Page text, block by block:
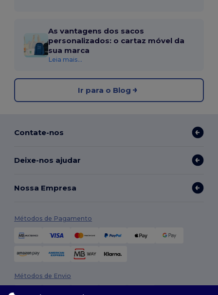
As vantagens dos sacos
personalizados: o cartaz móvel da
sua marca
Leia mais...
Ir para o Blog
Contate-nos
Deixe-nos ajudar
Nossa Empresa
Métodos de Pagamento
Métodos de Envio